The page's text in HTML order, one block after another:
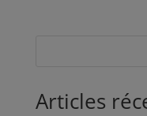
Articles